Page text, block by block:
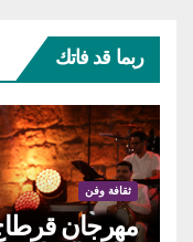
ربما قد فاتك
ثقافة وفن